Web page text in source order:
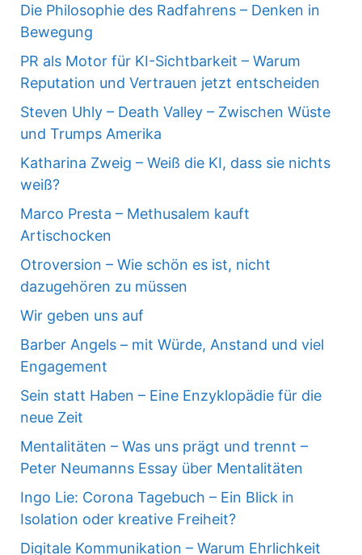
Die Philosophie des Radfahrens – Denken in
Bewegung
PR als Motor für KI-Sichtbarkeit – Warum
Reputation und Vertrauen jetzt entscheiden
Steven Uhly – Death Valley – Zwischen Wüste
und Trumps Amerika
Katharina Zweig – Weiß die KI, dass sie nichts
weiß?
Marco Presta – Methusalem kauft
Artischocken
Otroversion – Wie schön es ist, nicht
dazugehören zu müssen
Wir geben uns auf
Barber Angels – mit Würde, Anstand und viel
Engagement
Sein statt Haben – Eine Enzyklopädie für die
neue Zeit
Mentalitäten – Was uns prägt und trennt –
Peter Neumanns Essay über Mentalitäten
Ingo Lie: Corona Tagebuch – Ein Blick in
Isolation oder kreative Freiheit?
Digitale Kommunikation – Warum Ehrlichkeit